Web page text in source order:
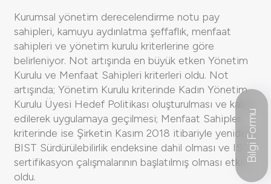
Kurumsal yönetim derecelendirme notu pay
sahipleri, kamuyu aydınlatma şeffaflık, menfaat
sahipleri ve yönetim kurulu kriterlerine göre
belirleniyor. Not artışında en büyük etken Yönetim
Kurulu ve Menfaat Sahipleri kriterleri oldu. Not
artışında; Yönetim Kurulu kriterinde Kadın Yönetim
Kurulu Üyesi Hedef Politikası oluşturulması ve kabul
edilerek uygulamaya geçilmesi; Menfaat Sahipleri
kriterinde ise Şirketin Kasım 2018 itibariyle yeniden
BIST Sürdürülebilirlik endeksine dahil olması ve ISO
sertifikasyon çalışmalarının başlatılmış olması etkili
oldu.
Bilgi Formu